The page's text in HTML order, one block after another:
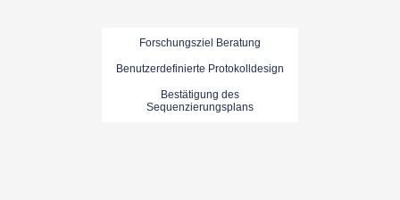
Forschungsziel Beratung
Benutzerdefinierte Protokolldesign
Bestätigung des
Sequenzierungsplans